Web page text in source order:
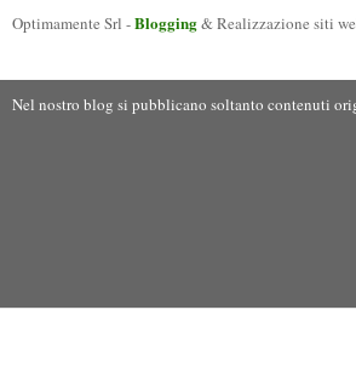
Optimamente Srl -Blogging& Realizzazione siti
Nel nostro blog si pubblicano soltanto contenuti